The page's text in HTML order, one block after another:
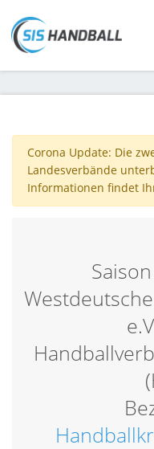
Corona Update: Die
Landesverbände
Informationen findet